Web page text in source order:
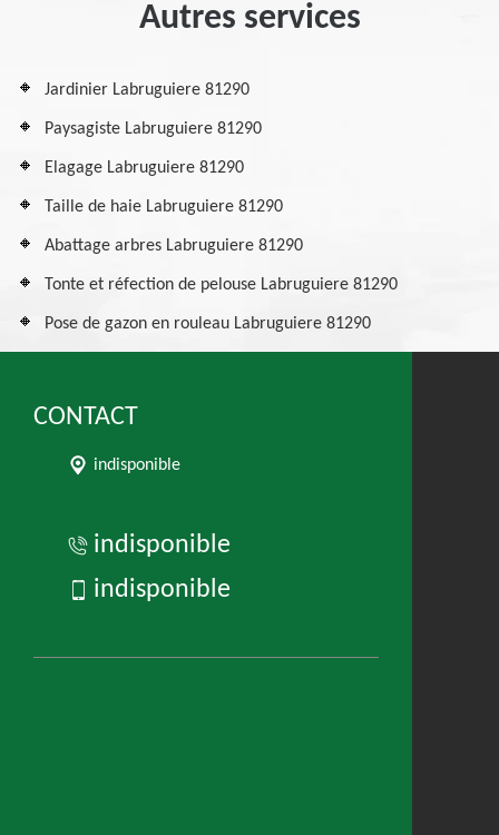
Autres services
Jardinier Labruguiere 81290
Paysagiste Labruguiere 81290
Elagage Labruguiere 81290
Taille de haie Labruguiere 81290
Abattage arbres Labruguiere 81290
Tonte et réfection de pelouse Labruguiere 81290
Pose de gazon en rouleau Labruguiere 81290
CONTACT
indisponible
indisponible
indisponible